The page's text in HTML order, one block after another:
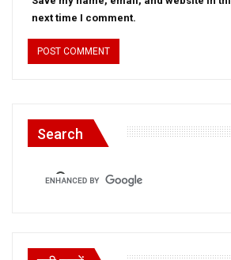
next time I comment.
Search